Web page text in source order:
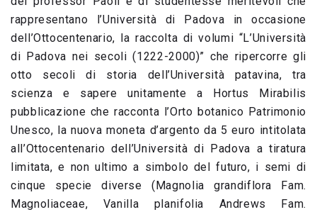
rappresentano l’Università di Padova in occasione
dell’Ottocentenario, la raccolta di volumi “L’Università
di Padova nei secoli (1222-2000)” che ripercorre gli
otto secoli di storia dell’Università patavina, tra
scienza e sapere unitamente a Hortus Mirabilis
pubblicazione che racconta l’Orto botanico Patrimonio
Unesco, la nuova moneta d’argento da 5 euro intitolata
all’Ottocentenario dell’Università di Padova a tiratura
limitata, e non ultimo a simbolo del futuro, i semi di
cinque specie diverse (Magnolia grandiflora Fam.
Magnoliaceae, Vanilla planifolia Andrews Fam.